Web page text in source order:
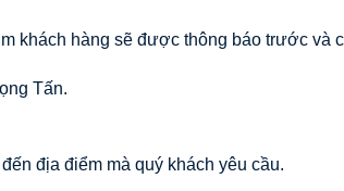
khách hàng sẽ được thông báo trước và
Tấn.
địa điểm mà quý khách yêu cầu.